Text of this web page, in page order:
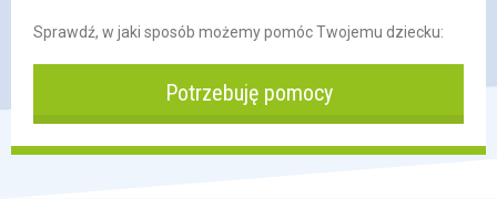
Sprawdź, w jaki sposób możemy pomóc Twojemu dziecku:
Potrzebuję pomocy